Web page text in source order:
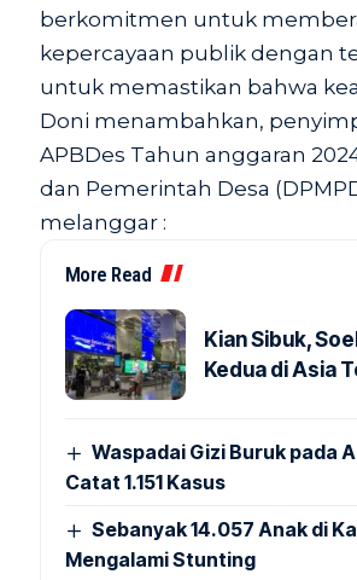
berkomitmen untuk
kepercayaan publik dengan
untuk memastikan bahwa
Doni menambahkan,
APBDes Tahun anggaran
dan Pemerintah Desa
melanggar :
More Read
Kian Sibuk,
Kedua di Asia
Waspadai Gizi Buruk pada
Catat 1.151 Kasus
Sebanyak 14.057 Anak di
Mengalami Stunting